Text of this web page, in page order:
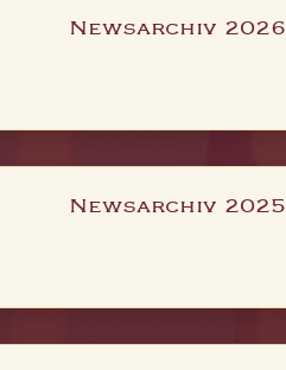
Newsarchiv 2026
Newsarchiv 2025